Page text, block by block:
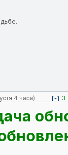
4 часа) [-] 3